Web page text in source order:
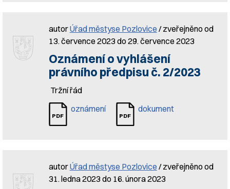
autorÚřad městyse Pozlovice / zveřejněno od
13. července 2023 do 29. července 2023
Oznámení o vyhlášení
právního předpisu č. 2/2023
Tržní řád
oznámení
dokument
autorÚřad městyse Pozlovice / zveřejněno od
31. ledna 2023 do 16. února 2023